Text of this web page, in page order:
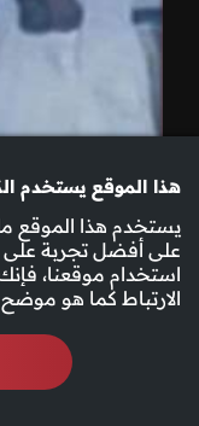
هذا الموقع يستخدم
يستخدم هذا الموقع
على أفضل تجربة على
استخدام موقعنا،
الارتباط كما هو